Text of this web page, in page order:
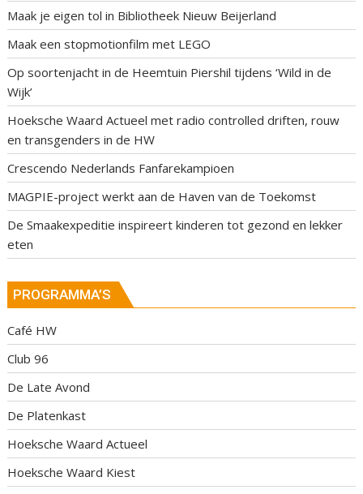
Maak je eigen tol in Bibliotheek Nieuw Beijerland
Maak een stopmotionfilm met LEGO
Op soortenjacht in de Heemtuin Piershil tijdens ‘Wild in de
Wijk’
Hoeksche Waard Actueel met radio controlled driften, rouw
en transgenders in de HW
Crescendo Nederlands Fanfarekampioen
MAGPIE-project werkt aan de Haven van de Toekomst
De Smaakexpeditie inspireert kinderen tot gezond en lekker
eten
PROGRAMMA’S
Café HW
Club 96
De Late Avond
De Platenkast
Hoeksche Waard Actueel
Hoeksche Waard Kiest